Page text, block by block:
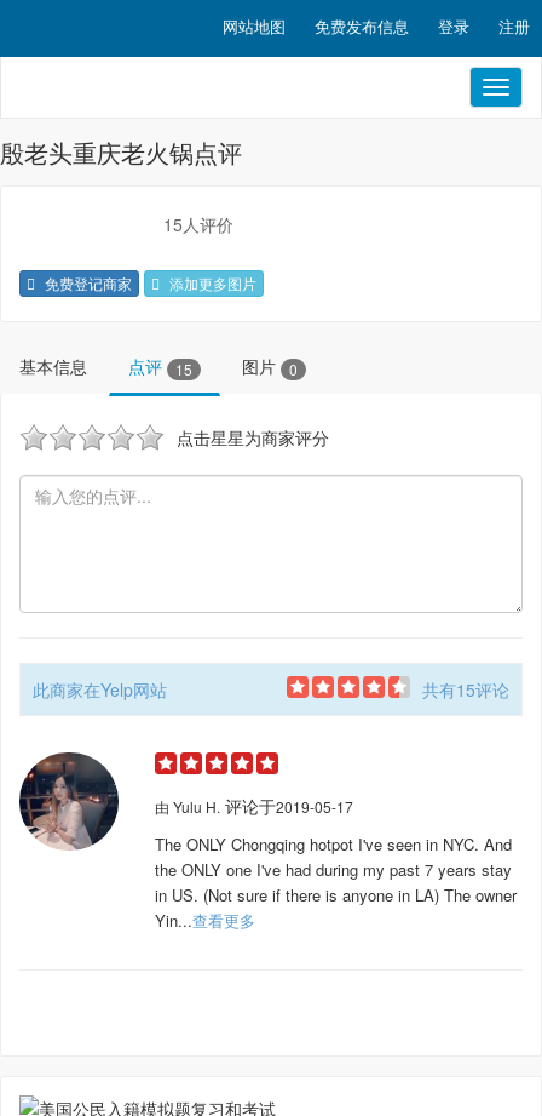
网站地图 免费发布信息 登录 注册
殷老头重庆老火锅点评
15人评价
免费登记商家 添加更多图片
基本信息 点评 15 图片 0
点击星星为商家评分
此商家在Yelp网站 共有15评论
由 Yulu H. 评论于2019-05-17
The ONLY Chongqing hotpot I've seen in NYC. And
the ONLY one I've had during my past 7 years stay
in US. (Not sure if there is anyone in LA) The owner
Yin...查看更多